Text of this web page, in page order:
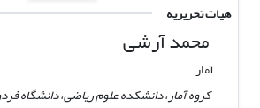
هیات تحریریه
محمد آرشی
آمار
کروه آمار، دانشکده علوم ریاضی، دانشگاه